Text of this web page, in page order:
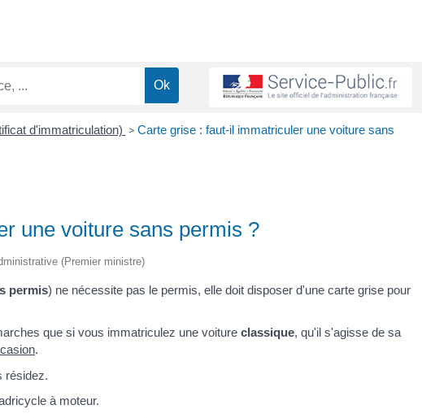
d'immatriculation) > Carte grise : faut-il immatriculer une voiture sans
une voiture sans permis ?
(Premier ministre)
permis) ne nécessite pas le permis, elle doit disposer d'une carte grise pour
que si vous immatriculez une voiture classique, qu'il s'agisse de sa
.
résidez.
à moteur.